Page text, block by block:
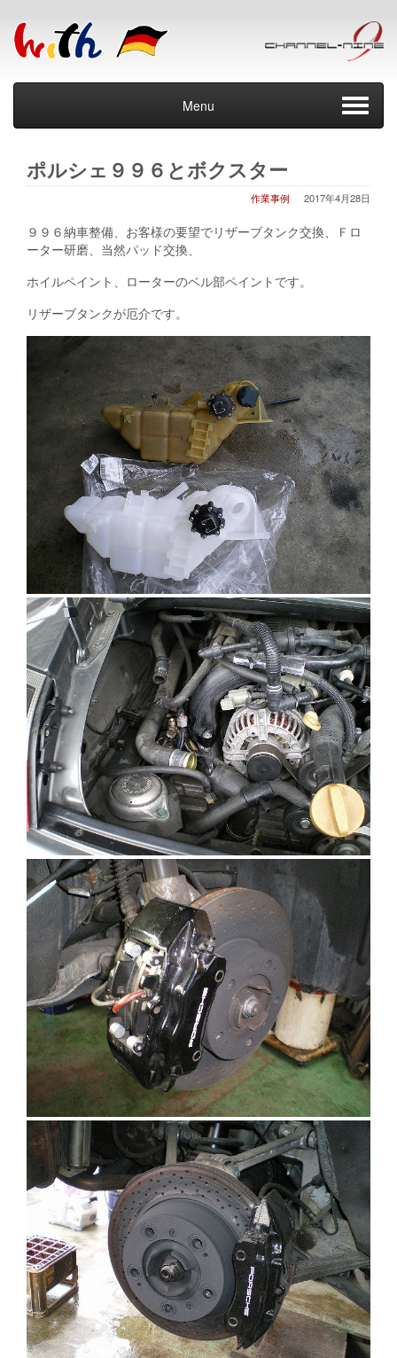
Menu
ポルシェ９９６とボクスター
2017年4月28日
作業事例
９９６納車整備、お客様の要望でリザーブタンク交換、Ｆロ
ーター研磨、当然パッド交換、
ホイルペイント、ローターのベル部ペイントです。
リザーブタンクが厄介です。